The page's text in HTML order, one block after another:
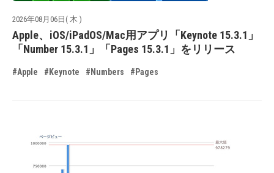
2026年08月06日( 木 )
Apple、iOS/iPadOS/Mac用アプリ「Keynote 15.3.1」
「Number 15.3.1」「Pages 15.3.1」をリリース
#Apple #Keynote #Numbers #Pages